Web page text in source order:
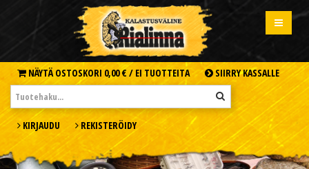
NÄYTÄ OSTOSKORI 0,00 € / EI TUOTTEITA SIIRRY KASSALLE
KIRJAUDU REKISTERÖIDY